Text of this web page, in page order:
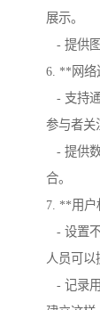
展示。
- 提供
6. **网络
- 支持
参与者关
- 提供
合。
7. **用户
- 设置
人员可以
- 记录